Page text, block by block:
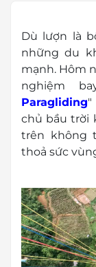
Dù lượn là
những du
mạnh. Hôm
nghiệm
Paragliding"
chủ bầu trời
trên không
thoả sức